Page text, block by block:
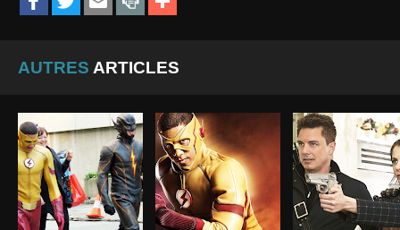
AUTRES ARTICLES